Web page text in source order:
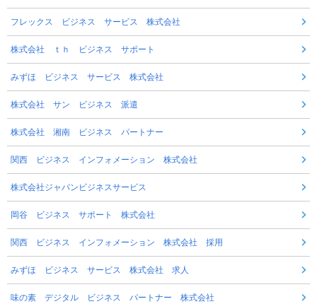
フレックス ビジネス サービス 株式会社
株式会社 ｔｈ ビジネス サポート
みずほ ビジネス サービス 株式会社
株式会社 サン ビジネス 派遣
株式会社 湘南 ビジネス パートナー
関西 ビジネス インフォメーション 株式会社
株式会社ジャパンビジネスサービス
岡谷 ビジネス サポート 株式会社
関西 ビジネス インフォメーション 株式会社 採用
みずほ ビジネス サービス 株式会社 求人
味の素 デジタル ビジネス パートナー 株式会社